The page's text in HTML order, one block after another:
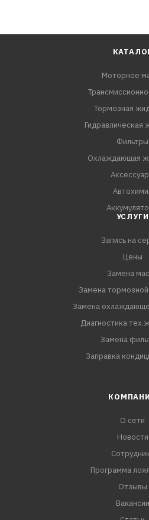
Моторное
Тормозная
Гидравлическая
Фильтры
Охлаждающая
УСЛУГИ
Запись на
Цены
Замена
Замена
Замена
Диагностика
Замена
Заправка
О сети
Новости
Программа
Отзывы
Вакансии